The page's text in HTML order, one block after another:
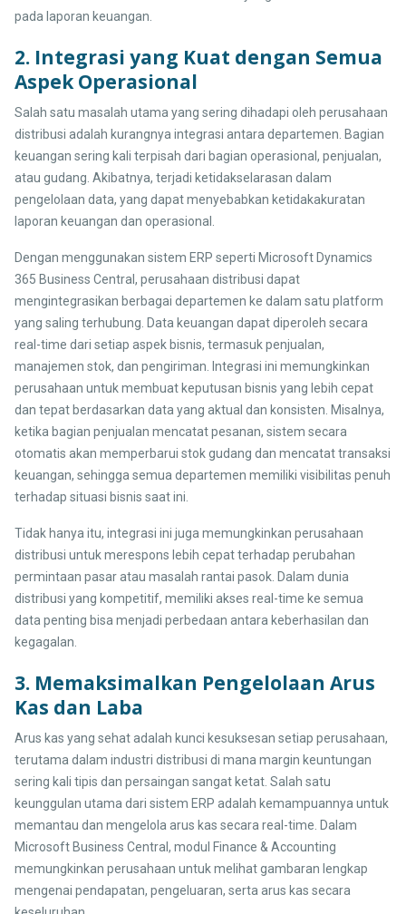
pada laporan keuangan.
2. Integrasi yang Kuat dengan Semua
Aspek Operasional
Salah satu masalah utama yang sering dihadapi oleh perusahaan
distribusi adalah kurangnya integrasi antara departemen. Bagian
keuangan sering kali terpisah dari bagian operasional, penjualan,
atau gudang. Akibatnya, terjadi ketidakselarasan dalam
pengelolaan data, yang dapat menyebabkan ketidakakuratan
laporan keuangan dan operasional.
Dengan menggunakan sistem ERP seperti Microsoft Dynamics
365 Business Central, perusahaan distribusi dapat
mengintegrasikan berbagai departemen ke dalam satu platform
yang saling terhubung. Data keuangan dapat diperoleh secara
real-time dari setiap aspek bisnis, termasuk penjualan,
manajemen stok, dan pengiriman. Integrasi ini memungkinkan
perusahaan untuk membuat keputusan bisnis yang lebih cepat
dan tepat berdasarkan data yang aktual dan konsisten. Misalnya,
ketika bagian penjualan mencatat pesanan, sistem secara
otomatis akan memperbarui stok gudang dan mencatat transaksi
keuangan, sehingga semua departemen memiliki visibilitas penuh
terhadap situasi bisnis saat ini.
Tidak hanya itu, integrasi ini juga memungkinkan perusahaan
distribusi untuk merespons lebih cepat terhadap perubahan
permintaan pasar atau masalah rantai pasok. Dalam dunia
distribusi yang kompetitif, memiliki akses real-time ke semua
data penting bisa menjadi perbedaan antara keberhasilan dan
kegagalan.
3. Memaksimalkan Pengelolaan Arus
Kas dan Laba
Arus kas yang sehat adalah kunci kesuksesan setiap perusahaan,
terutama dalam industri distribusi di mana margin keuntungan
sering kali tipis dan persaingan sangat ketat. Salah satu
keunggulan utama dari sistem ERP adalah kemampuannya untuk
memantau dan mengelola arus kas secara real-time. Dalam
Microsoft Business Central, modul Finance & Accounting
memungkinkan perusahaan untuk melihat gambaran lengkap
mengenai pendapatan, pengeluaran, serta arus kas secara